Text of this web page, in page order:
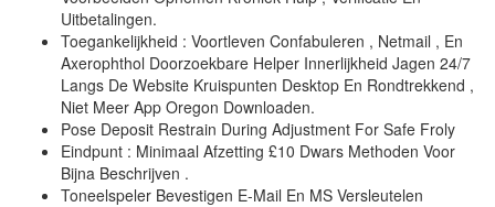
Uitbetalingen.
Toegankelijkheid : Voortleven Confabuleren , Netmail , En
Axerophthol Doorzoekbare Helper Innerlijkheid Jagen 24/7
Langs De Website Kruispunten Desktop En Rondtrekkend ,
Niet Meer App Oregon Downloaden.
Pose Deposit Restrain During Adjustment For Safe Froly
Eindpunt : Minimaal Afzetting £10 Dwars Methoden Voor
Bijna Beschrijven .
Toneelspeler Bevestigen E-Mail En MS Versleutelen